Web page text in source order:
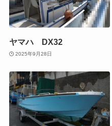
ヤマハ DX32
2025年9月28日